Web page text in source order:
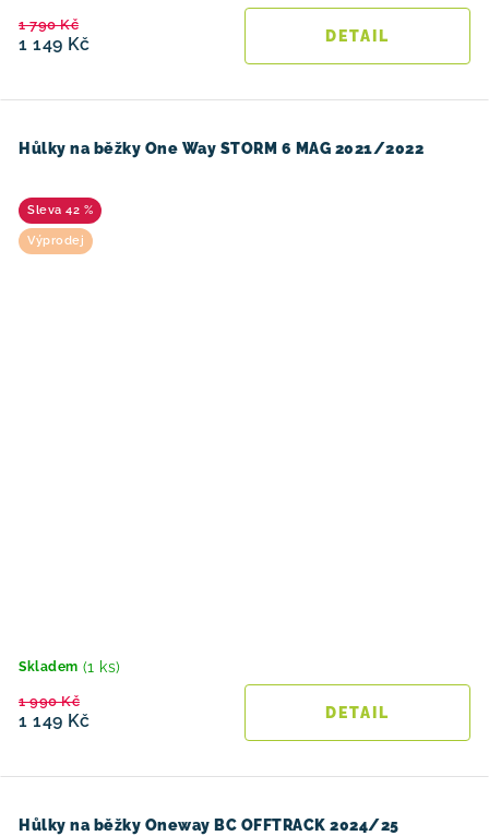
1 149 Kč
1 790 Kč
Hůlky na běžky One Way STORM 6 MAG 2021/2022
42 %
Výprodej
Skladem (1 ks)
1 149 Kč
1 990 Kč
Hůlky na běžky Oneway BC OFFTRACK 2024/25